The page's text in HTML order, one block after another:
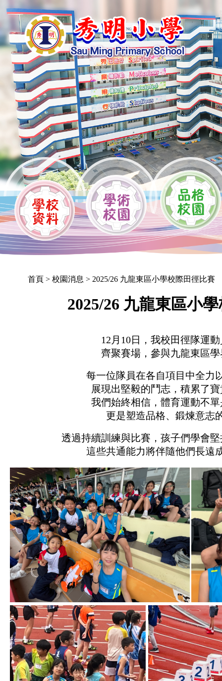
首頁> 校園消息 > 2025/26 九龍東區小學校際田徑比賽
2025/26 九龍東區小
12月10日，我校田徑隊運
齊聚賽場，參與九龍東區
每一位隊員在各自項目中全力
展現出堅毅的鬥志，積累了
我們始終相信，體育運動不
更是塑造品格、鍛煉意志
透過持續訓練與比賽，孩子們學會
這些共通能力將伴隨他們長遠